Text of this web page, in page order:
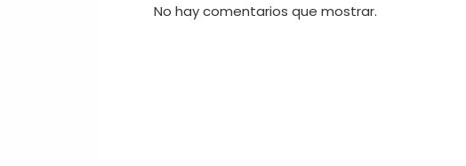
No hay comentarios que mostrar.